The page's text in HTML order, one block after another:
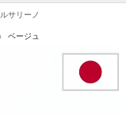
サリーノ
ベージュ